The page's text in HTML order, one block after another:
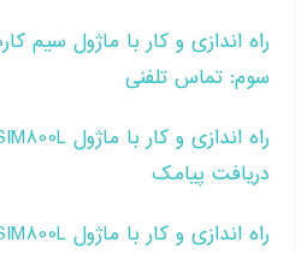
سوم: تماس تلفنی
دریافت پیامک